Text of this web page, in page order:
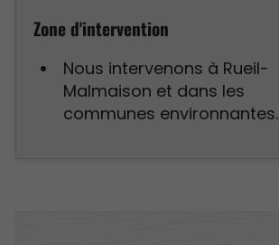
Zone d'intervention
Nous intervenons à Rueil-
Malmaison et dans les
communes environnantes.